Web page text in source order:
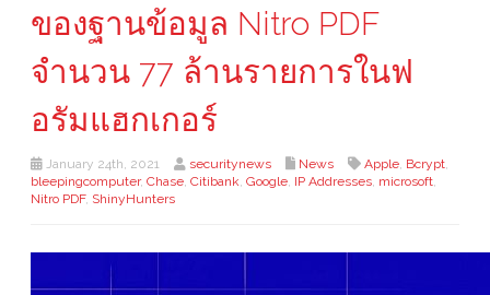
ของฐานข้อมูล Nitro PDF
จำนวน 77 ล้านรายการในฟ
อรัมแฮกเกอร์
January 24th, 2021 securitynews News Apple, Bcrypt,
bleepingcomputer, Chase, Citibank, Google, IP Addresses, microsoft,
Nitro PDF, ShinyHunters